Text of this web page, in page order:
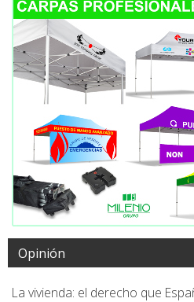
Opinión
La vivienda: el derecho que